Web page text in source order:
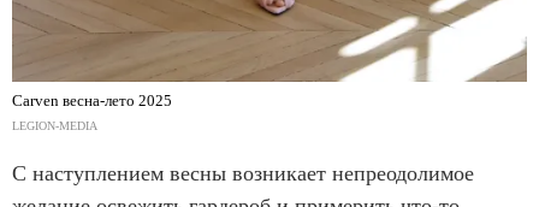
Carven весна-лето 2025
LEGION-MEDIA
С наступлением весны возникает непреодолимое